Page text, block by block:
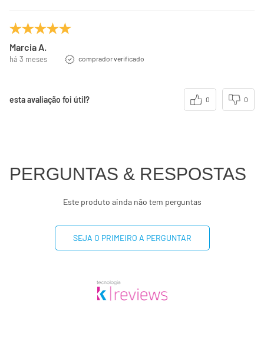
Marcia A.
há 3 meses comprador verificado
esta avaliação foi útil? 0 0
PERGUNTAS & RESPOSTAS
Este produto ainda não tem perguntas
SEJA O PRIMEIRO A PERGUNTAR